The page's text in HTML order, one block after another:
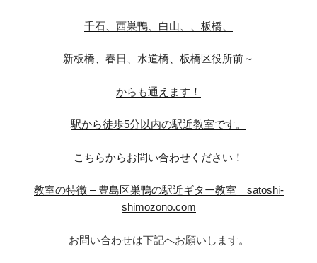
千石、西巣鴨、白山、、板橋、
新板橋、春日、水道橋、板橋区役所前～
からも通えます！
駅から徒歩5分以内の駅近教室です。
こちらからお問い合わせください！
教室の特徴 – 豊島区巣鴨の駅近ギター教室 satoshi-
shimozono.com
お問い合わせは下記へお願いします。